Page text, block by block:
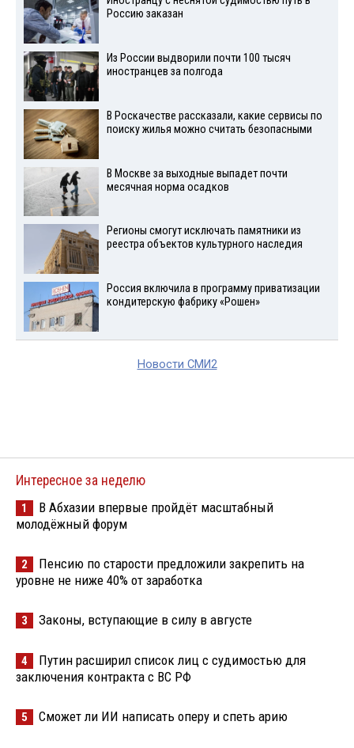
Россию заказан
Из России выдворили почти 100 тысяч
иностранцев за полгода
В Роскачестве рассказали, какие сервисы по
поиску жилья можно считать безопасными
В Москве за выходные выпадет почти
месячная норма осадков
Регионы смогут исключать памятники из
реестра объектов культурного наследия
Россия включила в программу приватизации
кондитерскую фабрику «Рошен»
Новости СМИ2
Интересное за неделю
1
В Абхазии впервые пройдёт масштабный
молодёжный форум
2
Пенсию по старости предложили закрепить на
уровне не ниже 40% от заработка
3 Законы, вступающие в силу в августе
4
Путин расширил список лиц с судимостью для
заключения контракта с ВС РФ
5 Сможет ли ИИ написать оперу и спеть арию